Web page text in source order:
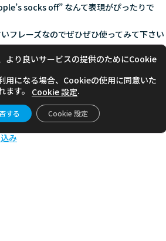
socks off” なんて表現がぴったりで
フレーズなのでぜひぜひ使ってみて下さい
next time!
み
より良いサービスの提供のためにCookie
用になる場合、Cookieの使用に同意いた
ます。 Cookie 設定.
する Cookie 設定